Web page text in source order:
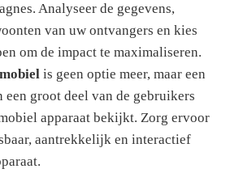
Analyseer de gegevens,
van uw ontvangers en kies
om de impact te maximaliseren.
is geen optie meer, maar een
een groot deel van de gebruikers
apparaat bekijkt. Zorg ervoor
aantrekkelijk en interactief